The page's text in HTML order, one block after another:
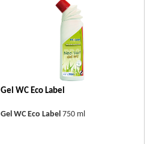
Gel WC Eco Label
Gel WC Eco Label 750 ml